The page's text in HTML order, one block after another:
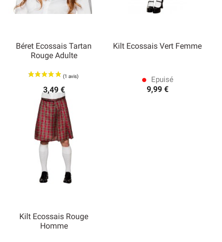
Béret Ecossais Tartan
Rouge Adulte
3,49 €
Kilt Ecossais Vert Femme
lens Epuisé
9,99 €
Kilt Ecossais Rouge
Homme